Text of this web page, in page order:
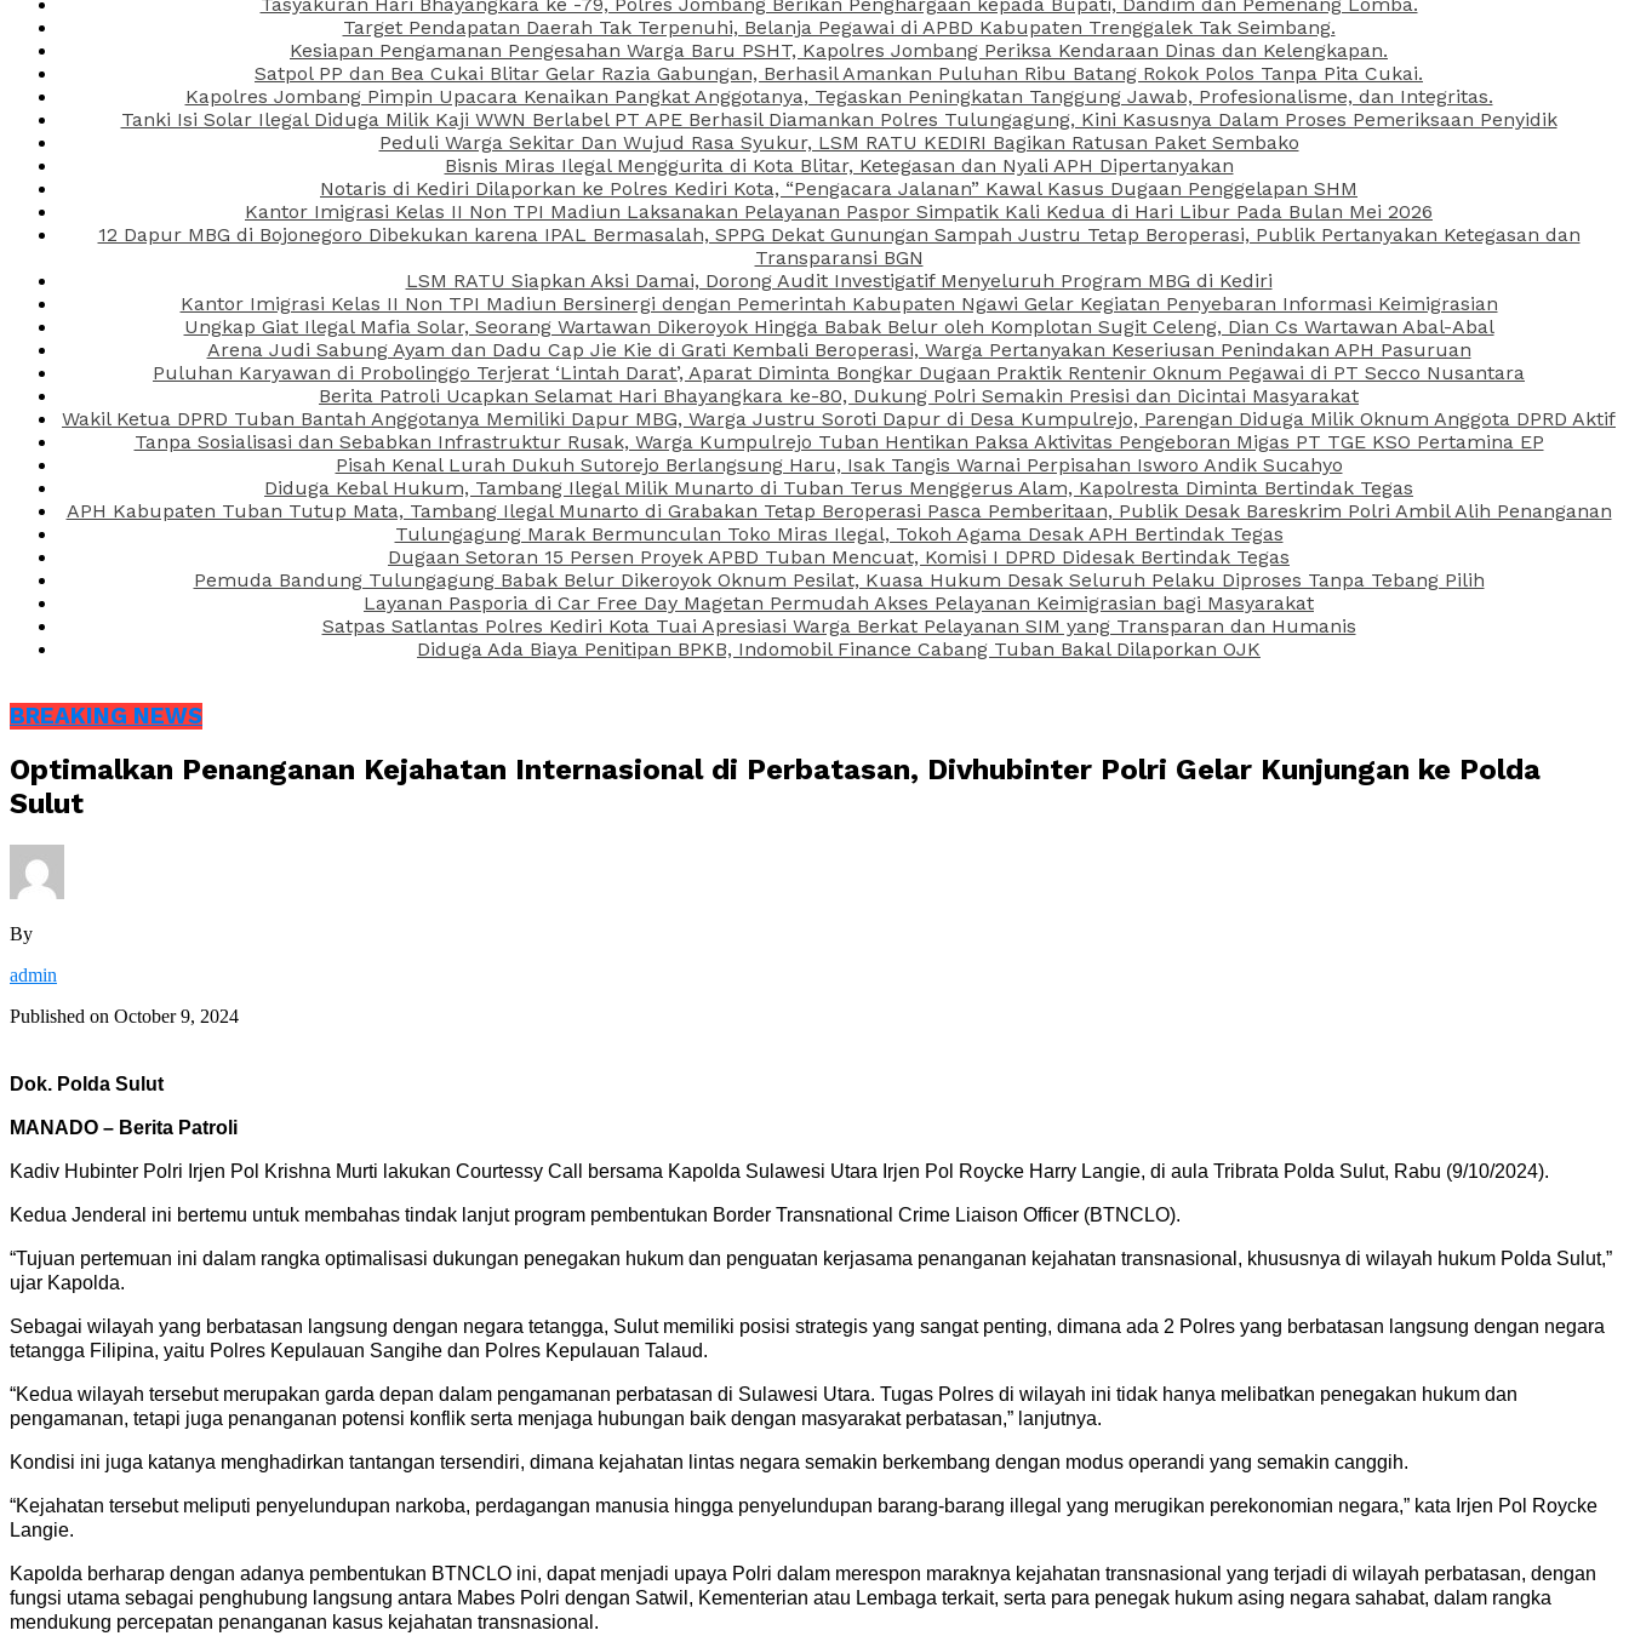
Target Pendapatan Daerah Tak Terpenuhi, Belanja Pegawai di APBD Kabupaten Trenggalek Tak Seimbang.
Kesiapan Pengamanan Pengesahan Warga Baru PSHT, Kapolres Jombang Periksa Kendaraan Dinas dan Kelengkapan.
Satpol PP dan Bea Cukai Blitar Gelar Razia Gabungan, Berhasil Amankan Puluhan Ribu Batang Rokok Polos Tanpa Pita Cukai.
Kapolres Jombang Pimpin Upacara Kenaikan Pangkat Anggotanya, Tegaskan Peningkatan Tanggung Jawab, Profesionalisme, dan Integritas.
Tanki Isi Solar Ilegal Diduga Milik Kaji WWN Berlabel PT APE Berhasil Diamankan Polres Tulungagung, Kini Kasusnya Dalam Proses Pemeriksaan Penyidik
Peduli Warga Sekitar Dan Wujud Rasa Syukur, LSM RATU KEDIRI Bagikan Ratusan Paket Sembako
Bisnis Miras Ilegal Menggurita di Kota Blitar, Ketegasan dan Nyali APH Dipertanyakan
Notaris di Kediri Dilaporkan ke Polres Kediri Kota, “Pengacara Jalanan” Kawal Kasus Dugaan Penggelapan SHM
Kantor Imigrasi Kelas II Non TPI Madiun Laksanakan Pelayanan Paspor Simpatik Kali Kedua di Hari Libur Pada Bulan Mei 2026
12 Dapur MBG di Bojonegoro Dibekukan karena IPAL Bermasalah, SPPG Dekat Gunungan Sampah Justru Tetap Beroperasi, Publik Pertanyakan Ketegasan dan
Transparansi BGN
LSM RATU Siapkan Aksi Damai, Dorong Audit Investigatif Menyeluruh Program MBG di Kediri
Kantor Imigrasi Kelas II Non TPI Madiun Bersinergi dengan Pemerintah Kabupaten Ngawi Gelar Kegiatan Penyebaran Informasi Keimigrasian
Ungkap Giat Ilegal Mafia Solar, Seorang Wartawan Dikeroyok Hingga Babak Belur oleh Komplotan Sugit Celeng, Dian Cs Wartawan Abal-Abal
Arena Judi Sabung Ayam dan Dadu Cap Jie Kie di Grati Kembali Beroperasi, Warga Pertanyakan Keseriusan Penindakan APH Pasuruan
Puluhan Karyawan di Probolinggo Terjerat ‘Lintah Darat’, Aparat Diminta Bongkar Dugaan Praktik Rentenir Oknum Pegawai di PT Secco Nusantara
Berita Patroli Ucapkan Selamat Hari Bhayangkara ke-80, Dukung Polri Semakin Presisi dan Dicintai Masyarakat
Wakil Ketua DPRD Tuban Bantah Anggotanya Memiliki Dapur MBG, Warga Justru Soroti Dapur di Desa Kumpulrejo, Parengan Diduga Milik Oknum Anggota DPRD Aktif
Tanpa Sosialisasi dan Sebabkan Infrastruktur Rusak, Warga Kumpulrejo Tuban Hentikan Paksa Aktivitas Pengeboran Migas PT TGE KSO Pertamina EP
Pisah Kenal Lurah Dukuh Sutorejo Berlangsung Haru, Isak Tangis Warnai Perpisahan Isworo Andik Sucahyo
Diduga Kebal Hukum, Tambang Ilegal Milik Munarto di Tuban Terus Menggerus Alam, Kapolresta Diminta Bertindak Tegas
APH Kabupaten Tuban Tutup Mata, Tambang Ilegal Munarto di Grabakan Tetap Beroperasi Pasca Pemberitaan, Publik Desak Bareskrim Polri Ambil Alih Penanganan
Tulungagung Marak Bermunculan Toko Miras Ilegal, Tokoh Agama Desak APH Bertindak Tegas
Dugaan Setoran 15 Persen Proyek APBD Tuban Mencuat, Komisi I DPRD Didesak Bertindak Tegas
Pemuda Bandung Tulungagung Babak Belur Dikeroyok Oknum Pesilat, Kuasa Hukum Desak Seluruh Pelaku Diproses Tanpa Tebang Pilih
Layanan Pasporia di Car Free Day Magetan Permudah Akses Pelayanan Keimigrasian bagi Masyarakat
Satpas Satlantas Polres Kediri Kota Tuai Apresiasi Warga Berkat Pelayanan SIM yang Transparan dan Humanis
Diduga Ada Biaya Penitipan BPKB, Indomobil Finance Cabang Tuban Bakal Dilaporkan OJK
BREAKING NEWS
Optimalkan Penanganan Kejahatan Internasional di Perbatasan, Divhubinter Polri Gelar Kunjungan ke Polda
Sulut
By
admin
Published on October 9, 2024
Dok. Polda Sulut
MANADO – Berita Patroli
Kadiv Hubinter Polri Irjen Pol Krishna Murti lakukan Courtessy Call bersama Kapolda Sulawesi Utara Irjen Pol Roycke Harry Langie, di aula Tribrata Polda Sulut, Rabu (9/10/2024).
Kedua Jenderal ini bertemu untuk membahas tindak lanjut program pembentukan Border Transnational Crime Liaison Officer (BTNCLO).
“Tujuan pertemuan ini dalam rangka optimalisasi dukungan penegakan hukum dan penguatan kerjasama penanganan kejahatan transnasional, khususnya di wilayah hukum Polda Sulut,”
ujar Kapolda.
Sebagai wilayah yang berbatasan langsung dengan negara tetangga, Sulut memiliki posisi strategis yang sangat penting, dimana ada 2 Polres yang berbatasan langsung dengan negara
tetangga Filipina, yaitu Polres Kepulauan Sangihe dan Polres Kepulauan Talaud.
“Kedua wilayah tersebut merupakan garda depan dalam pengamanan perbatasan di Sulawesi Utara. Tugas Polres di wilayah ini tidak hanya melibatkan penegakan hukum dan
pengamanan, tetapi juga penanganan potensi konflik serta menjaga hubungan baik dengan masyarakat perbatasan,” lanjutnya.
Kondisi ini juga katanya menghadirkan tantangan tersendiri, dimana kejahatan lintas negara semakin berkembang dengan modus operandi yang semakin canggih.
“Kejahatan tersebut meliputi penyelundupan narkoba, perdagangan manusia hingga penyelundupan barang-barang illegal yang merugikan perekonomian negara,” kata Irjen Pol Roycke
Langie.
Kapolda berharap dengan adanya pembentukan BTNCLO ini, dapat menjadi upaya Polri dalam merespon maraknya kejahatan transnasional yang terjadi di wilayah perbatasan, dengan
fungsi utama sebagai penghubung langsung antara Mabes Polri dengan Satwil, Kementerian atau Lembaga terkait, serta para penegak hukum asing negara sahabat, dalam rangka
mendukung percepatan penanganan kasus kejahatan transnasional.